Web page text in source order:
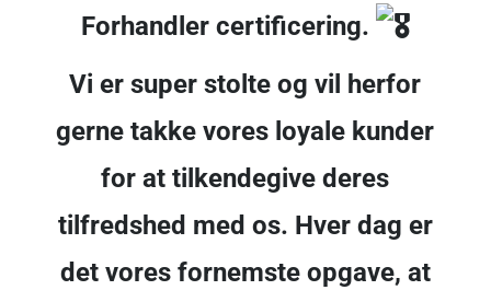
Forhandler certificering.
Vi er super stolte og vil herfor
gerne takke vores loyale kunder
for at tilkendegive deres
tilfredshed med os. Hver dag er
det vores fornemste opgave, at